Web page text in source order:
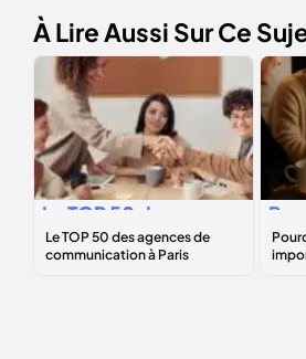
À Lire Aussi Sur Ce
Le TOP 50 des
agences de
communication à
est